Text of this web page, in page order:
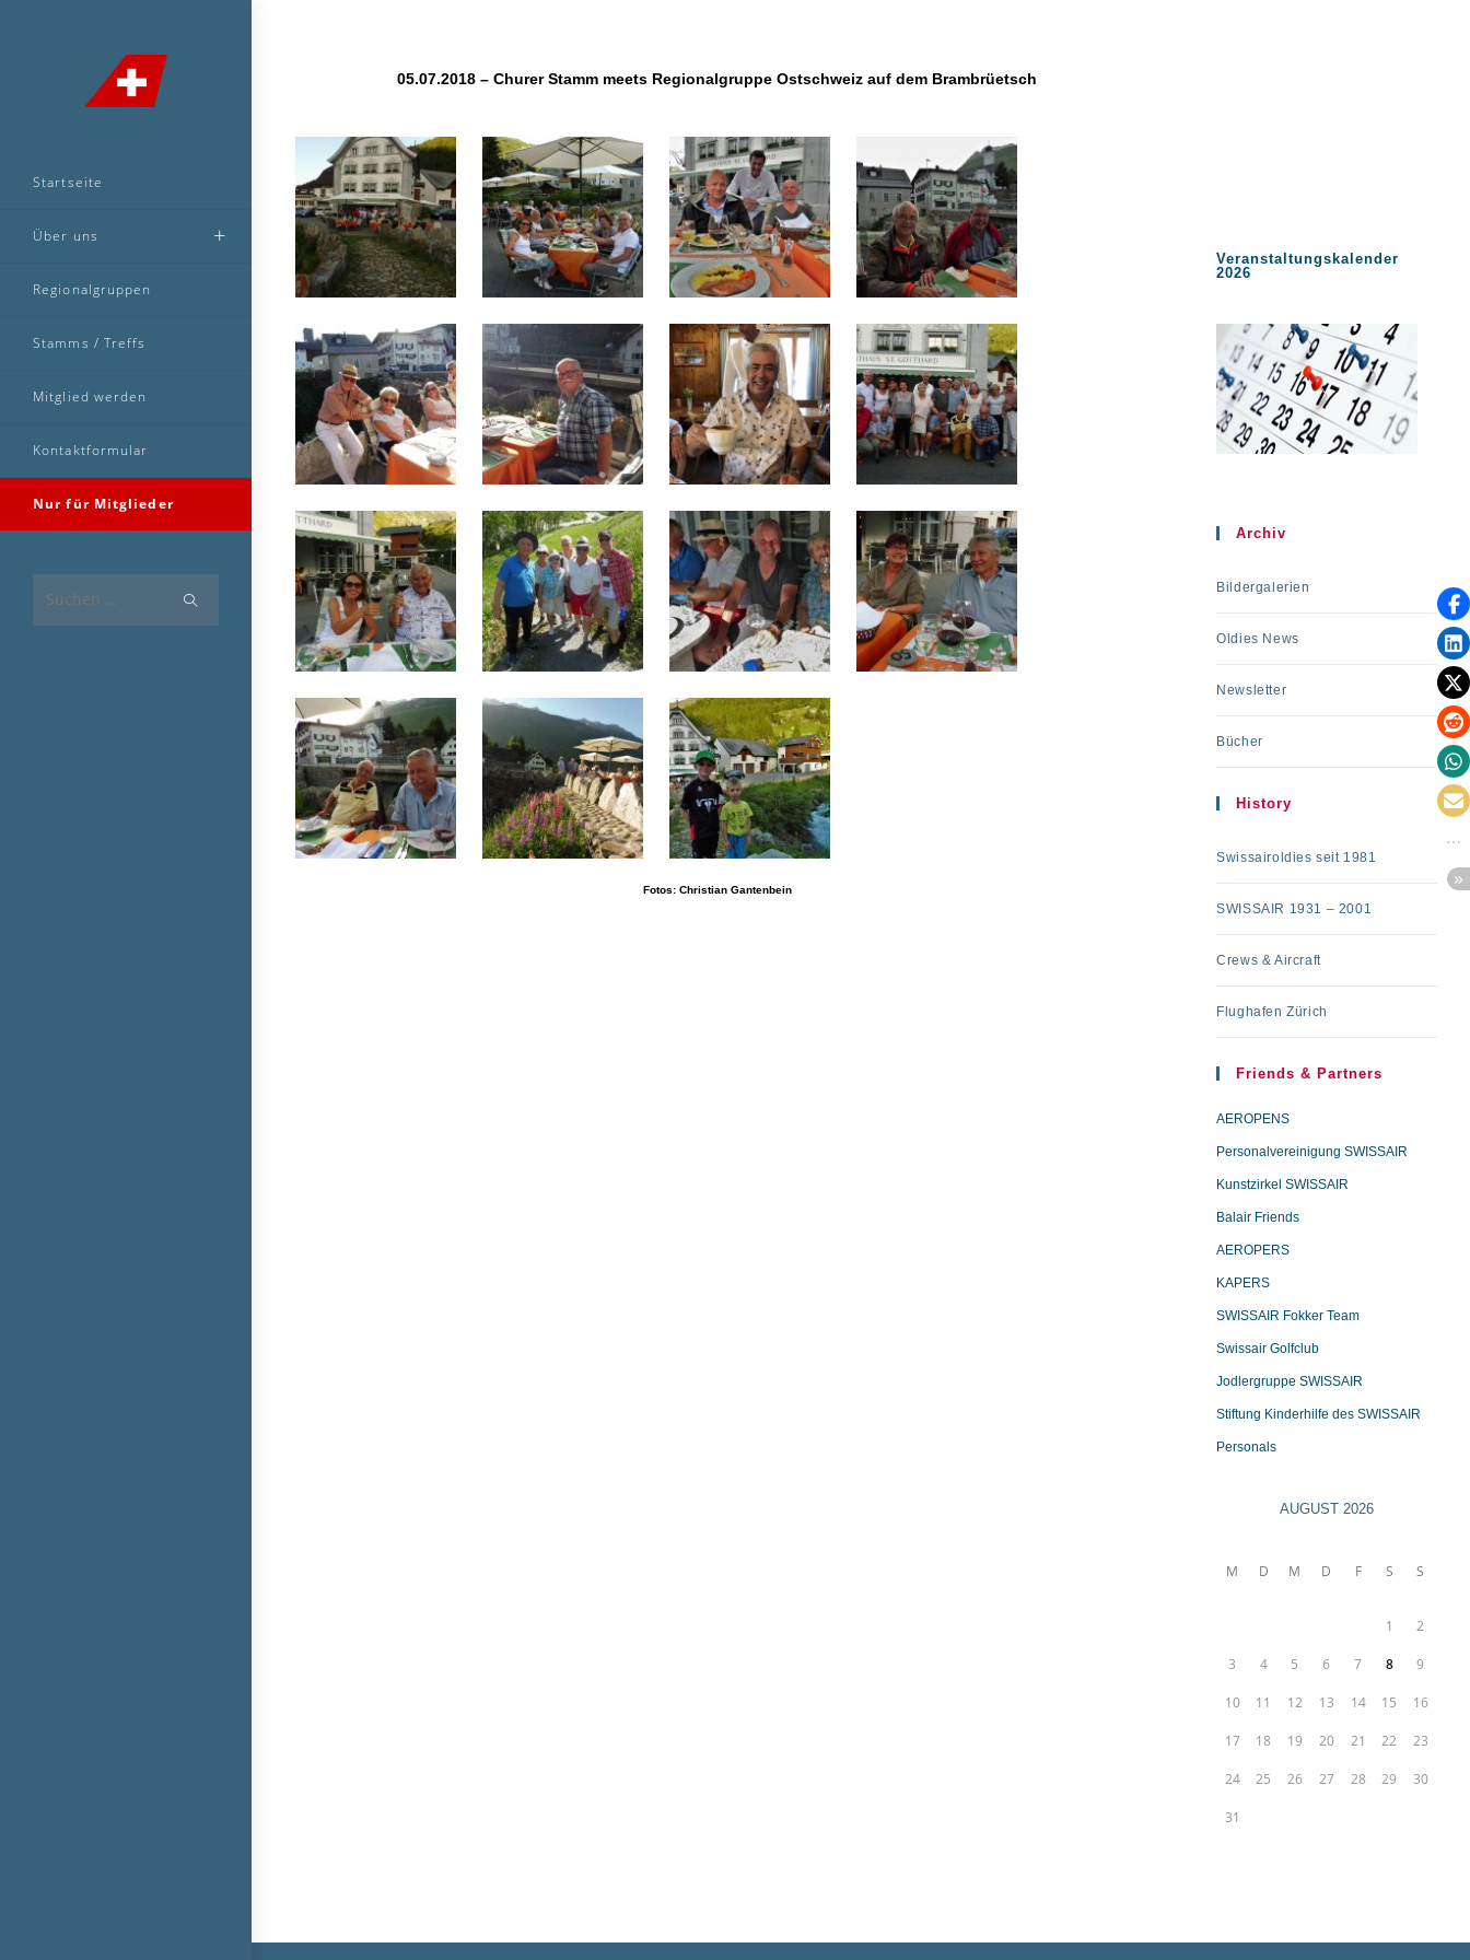
Startseite
Über uns
Regionalgruppen
Stamms / Treffs
Mitglied werden
Kontaktformular
Nur für Mitglieder
05.07.2018 – Churer Stamm meets Regionalgruppe Ostschweiz auf dem Brambrüetsch
Fotos: Christian Gantenbein
Veranstaltungskalender
2026
Archiv
Bildergalerien
Oldies News
Newsletter
Bücher
History
Swissairoldies seit 1981
SWISSAIR 1931 – 2001
Crews & Aircraft
Flughafen Zürich
Friends & Partners
AEROPENS
Personalvereinigung SWISSAIR
Kunstzirkel SWISSAIR
Balair Friends
AEROPERS
KAPERS
SWISSAIR Fokker Team
Swissair Golfclub
Jodlergruppe SWISSAIR
Stiftung Kinderhilfe des SWISSAIR
Personals
AUGUST 2026
M D M D F S S
1 2
3 4 5 6 7 8 9
10 11 12 13 14 15 16
17 18 19 20 21 22 23
24 25 26 27 28 29 30
31